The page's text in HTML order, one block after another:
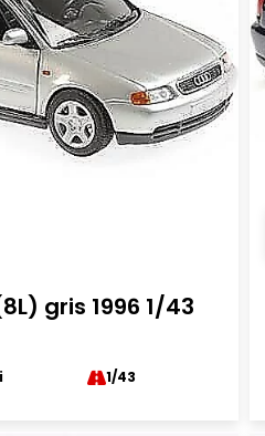
gris 1996 1/43
1/43